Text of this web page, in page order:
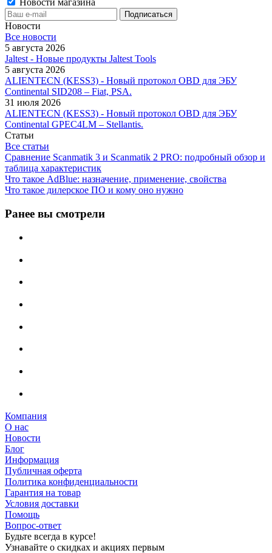
Новости магазина
Новости
Все новости
5 августа 2026
Jaltest - Новые продукты Jaltest Tools
5 августа 2026
ALIENTECN (KESS3) - Новый протокол OBD для ЭБУ
Continental SID208 – Fiat, PSA.
31 июля 2026
ALIENTECN (KESS3) - Новый протокол OBD для ЭБУ
Continental GPEC4LM – Stellantis.
Статьи
Все статьи
Сравнение Scanmatik 3 и Scanmatik 2 PRO: подробный обзор и
таблица характеристик
Что такое AdBlue: назначение, применение, свойства
Что такое дилерское ПО и кому оно нужно
Ранее вы смотрели
Компания
О нас
Новости
Блог
Информация
Публичная оферта
Политика конфиденциальности
Гарантия на товар
Условия доставки
Помощь
Вопрос-ответ
Будьте всегда в курсе!
Узнавайте о скидках и акциях первым